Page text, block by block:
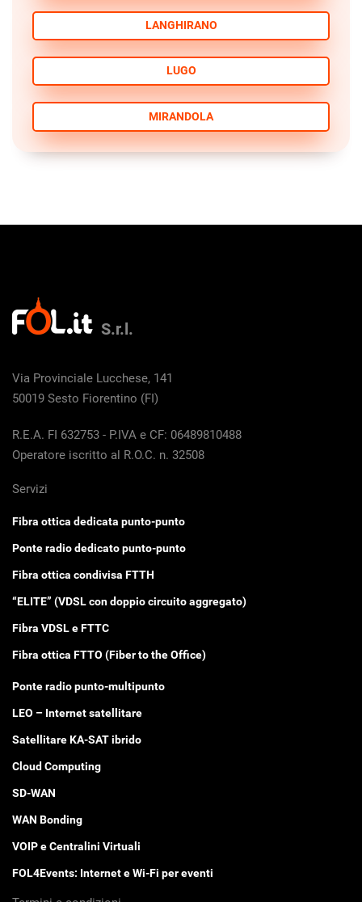
LANGHIRANO
LUGO
MIRANDOLA
S.r.l.
Via Provinciale Lucchese, 141
50019 Sesto Fiorentino (FI)
R.E.A. FI 632753 - P.IVA e CF: 06489810488
Operatore iscritto al R.O.C. n. 32508
Servizi
Fibra ottica dedicata punto-punto
Ponte radio dedicato punto-punto
Fibra ottica condivisa FTTH
“ELITE” (VDSL con doppio circuito aggregato)
Fibra VDSL e FTTC
Fibra ottica FTTO (Fiber to the Office)
Ponte radio punto-multipunto
LEO – Internet satellitare
Satellitare KA-SAT ibrido
Cloud Computing
SD-WAN
WAN Bonding
VOIP e Centralini Virtuali
FOL4Events: Internet e Wi-Fi per eventi